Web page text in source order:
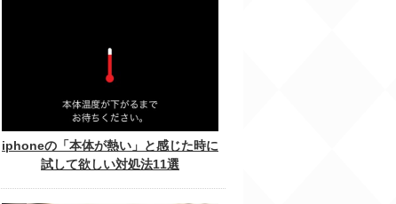
iphoneの「本体が熱い」と感じた時に
試して欲しい対処法11選